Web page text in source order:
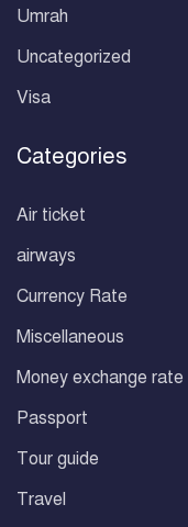
Umrah
Uncategorized
Visa
Categories
Air ticket
airways
Currency Rate
Miscellaneous
Money exchange rate
Passport
Tour guide
Travel